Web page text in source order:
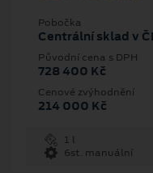
Pobočka
Centrální sklad v
Původní cena s DPH
728 400 Kč
Cenové zvýhodnění
214 000 Kč
1 l
6st. manuální